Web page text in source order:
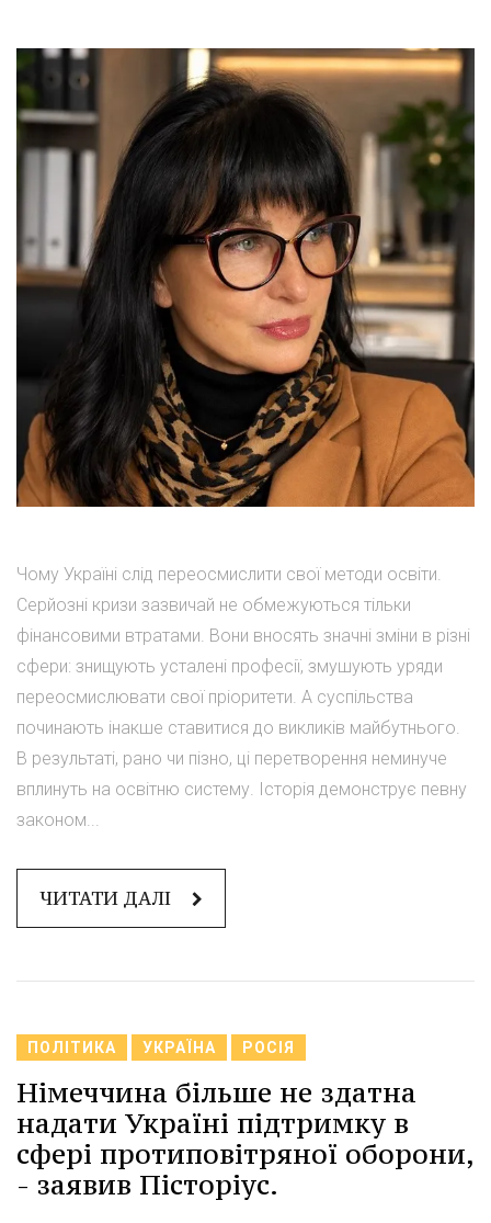
Чому Україні слід переосмислити свої методи освіти.
Серйозні кризи зазвичай не обмежуються тільки
фінансовими втратами. Вони вносять значні зміни в різні
сфери: знищують усталені професії, змушують уряди
переосмислювати свої пріоритети. А суспільства
починають інакше ставитися до викликів майбутнього.
В результаті, рано чи пізно, ці перетворення неминуче
вплинуть на освітню систему. Історія демонструє певну
законом...
ЧИТАТИ ДАЛІ
ПОЛІТИКА УКРАЇНА РОСІЯ
Німеччина більше не здатна
надати Україні підтримку в
сфері протиповітряної оборони,
- заявив Пісторіус.